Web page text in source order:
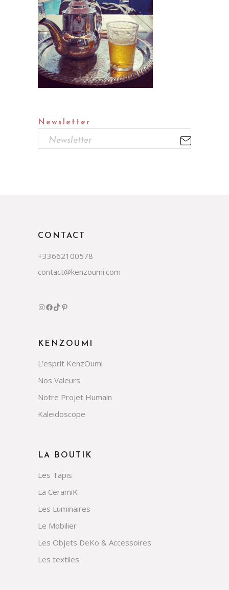
Newsletter
CONTACT
+33662100578
contact@kenzoumi.com
Instagram
Facebook
TikTokPinterest
KENZOUMI
L’esprit KenzOumi
Nos Valeurs
Notre Projet Humain
Kaleidoscope
LA BOUTIK
Les Tapis
La CeramiK
Les Luminaires
Le Mobilier
Les Objets DeKo & Accessoires
Les textiles